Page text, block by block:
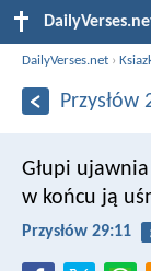
DailyVerses.net ›
Przysłów
Głupi
w końcu ją
Przysłów 29:11